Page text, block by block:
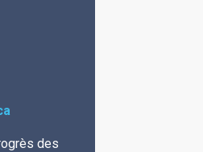
des